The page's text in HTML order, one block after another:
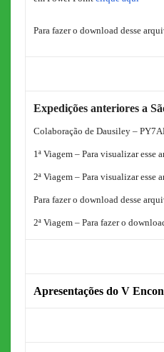
Para fazer o download desse
Expedições anteriores a
Colaboração de Dausiley –
1ª Viagem – Para visualizar esse
2ª Viagem – Para visualizar esse
Para fazer o download desse
2ª Viagem – Para fazer o
Apresentações do V